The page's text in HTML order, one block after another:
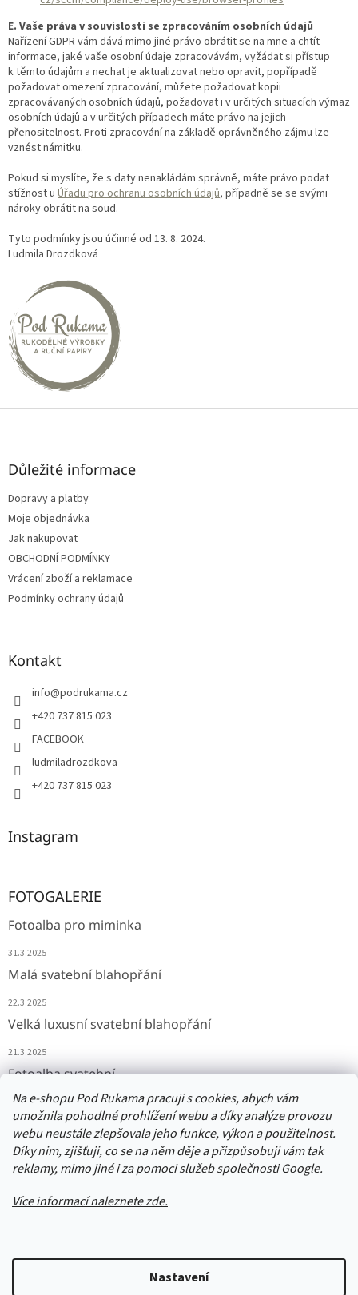
Na e-shopu Pod Rukama pracuji s cookies, abych vám
umožnila pohodlné prohlížení webu a díky analýze provozu
webu neustále zlepšovala jeho funkce, výkon a použitelnost.
Díky nim, zjišťuji, co se na něm děje a přizpůsobuji vám tak
reklamy, mimo jiné i za pomoci služeb společnosti Google.
Více informací naleznete zde.
Nastavení
E. Vaše práva v souvislosti se zpracováním osobních údajů
Nařízení GDPR vám dává mimo jiné právo obrátit se na mne a chtít
informace, jaké vaše osobní údaje zpracovávám, vyžádat si přístup
k těmto údajům a nechat je aktualizovat nebo opravit, popřípadě
požadovat omezení zpracování, můžete požadovat kopii
zpracovávaných osobních údajů, požadovat i v určitých situacích výmaz
osobních údajů a v určitých případech máte právo na jejich
přenositelnost. Proti zpracování na základě oprávněného zájmu lze
vznést námitku.
Pokud si myslíte, že s daty nenakládám správně, máte právo podat
stížnost u Úřadu pro ochranu osobních údajů, případně se se svými
nároky obrátit na soud.
Tyto podmínky jsou účinné od 13. 8. 2024.
Ludmila Drozdková
Z
Důležité informace
Dopravy a platby
Moje objednávka
Jak nakupovat
OBCHODNÍ PODMÍNKY
Vrácení zboží a reklamace
Podmínky ochrany údajů
Kontakt
info@podrukama.cz
+420 737 815 023
FACEBOOK
ludmiladrozdkova
+420 737 815 023
Instagram
FOTOGALERIE
Fotoalba pro miminka
31.3.2025
Malá svatební blahopřání
22.3.2025
Velká luxusní svatební blahopřání
21.3.2025
Fotoalba svatební
11.3.2025
Přijímáme online platby